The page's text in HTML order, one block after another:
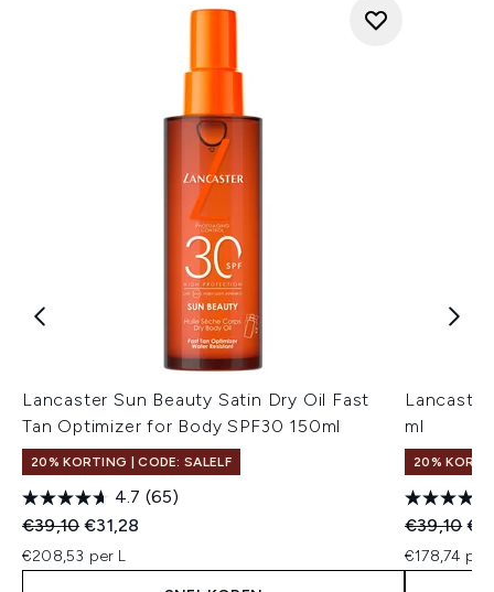
Lancaster Sun Beauty Satin Dry Oil Fast
Tan Optimizer for Body SPF30 150ml
20% KORTING | CODE: SALELF
4.7 (65)
Recommended Retail Price:
€39,10Huidige prijs:
€31,28
€208,53 per L
ml
20%
€39,10
€178,74 per